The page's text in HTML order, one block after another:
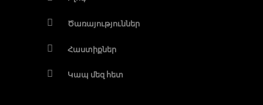
Ծառայություններ
Հաստիքներ
Կապ մեզ հետ